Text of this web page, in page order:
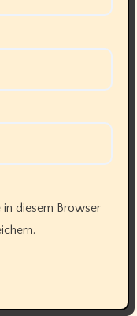
diesem Browser